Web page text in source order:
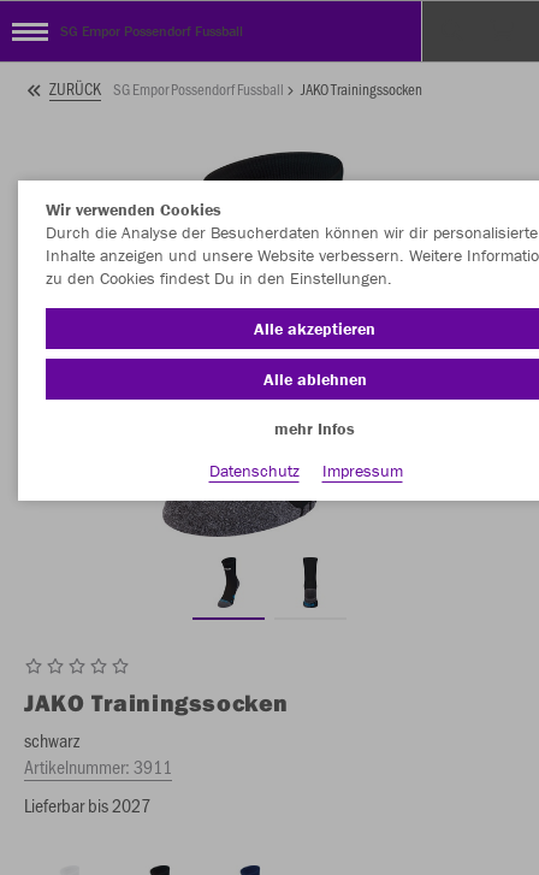
SG Empor Possendorf Fussball
ZURÜCK SG Empor Possendorf Fussball JAKO Trainingssocken
JAKO Trainingssocken
schwarz
Artikelnummer:3911
Lieferbar bis 2027
Wir verwenden Cookies
Durch die Analyse der Besucherdaten können wir dir personalisierte
Inhalte anzeigen und unsere Website verbessern. Weitere
zu den Cookies findest Du in den Einstellungen.
Alle akzeptieren
Alle ablehnen
mehr Infos
Datenschutz
Impressum